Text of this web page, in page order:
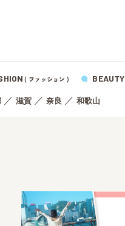
( ファッション ) BEAUTY
／ 滋賀／ 奈良 ／ 和歌山